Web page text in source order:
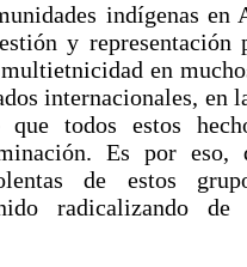
indígenas en
y representación
en
internacionales, en
todos estos
Es por eso,
de estos
radicalizando de